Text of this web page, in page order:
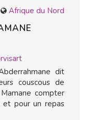
Afrique du Nord
dit
couscous de
compter
et pour un repas